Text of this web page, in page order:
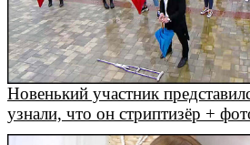
Новенький участник
узнали, что он стриптизёр +